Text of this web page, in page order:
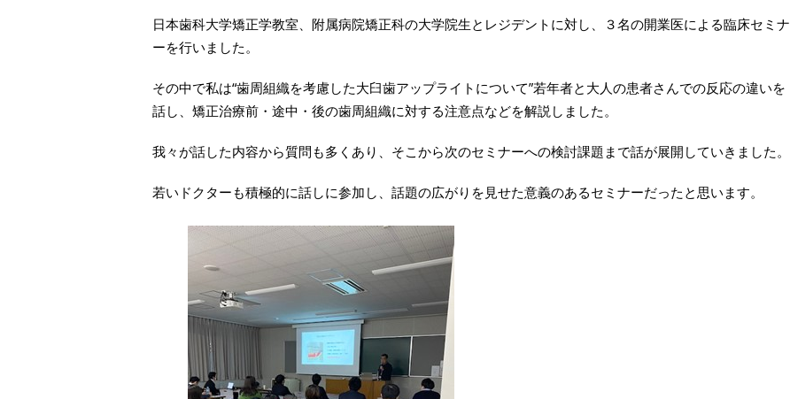
日本歯科大学矯正学教室、附属病院矯正科の大学院生とレジデントに対し、３名の開業医による臨床セミナ
ーを行いました。
その中で私は“歯周組織を考慮した大臼歯アップライトについて”若年者と大人の患者さんでの反応の違いを
話し、矯正治療前・途中・後の歯周組織に対する注意点などを解説しました。
我々が話した内容から質問も多くあり、そこから次のセミナーへの検討課題まで話が展開していきました。
若いドクターも積極的に話しに参加し、話題の広がりを見せた意義のあるセミナーだったと思います。